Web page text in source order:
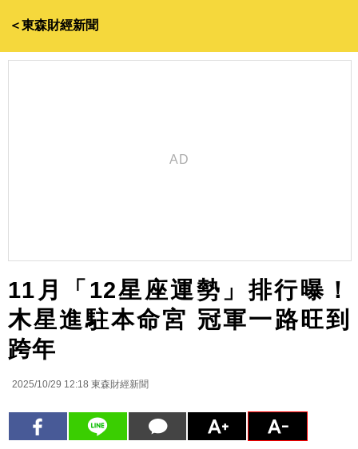
＜東森財經新聞
11月「12星座運勢」排行曝！
木星進駐本命宮 冠軍一路旺到
跨年
2025/10/29 12:18 東森財經新聞